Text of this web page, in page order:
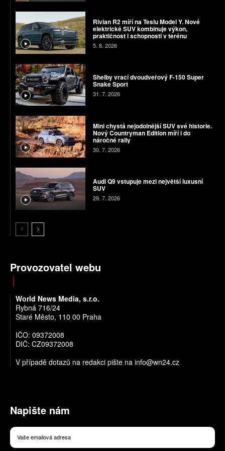
Rivian R2 míří na Teslu Model Y. Nové
elektrické SUV kombinuje výkon,
praktičnost i schopnosti v terénu
5. 8. 2026
Shelby vrací dvoudveřový F-150 Super
Snake Sport
31. 7. 2026
Mini chystá nejodolnější SUV své historie.
Nový Countryman Edition míří i do
náročné rally
30. 7. 2026
Audi Q9 vstupuje mezi největší luxusní
SUV
29. 7. 2026
Provozovatel webu
World News Media, s.r.o.
Rybná 716/24
Staré Město, 110 00 Praha
IČO: 09372008
DIČ: CZ09372008
V případě dotazů na redakci pište na info@wn24.cz
Napište nám